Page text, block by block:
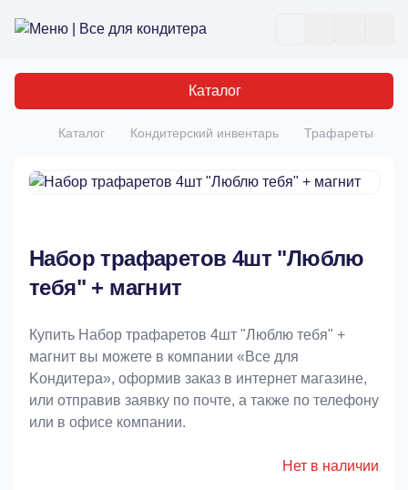
Все для кондитера
Каталог
Главная
Каталог Кондитерский инвентарь Трафареты
Набор трафаретов 4шт "Люблю
тебя" + магнит
Купить Набор трафаретов 4шт "Люблю тебя" +
магнит вы можете в компании «Bce для
Koндитeрa», оформив заказ в интернет магазине,
или отправив заявку по почте, а также по телефону
или в офисе компании.
Нет в наличии